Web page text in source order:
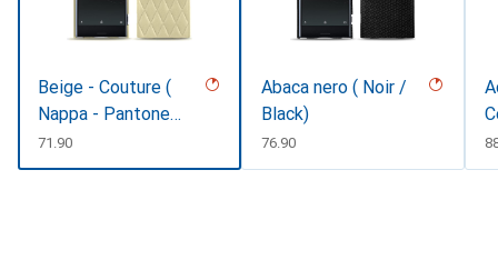
Beige - Couture (
Nappa - Pantone
#ceb888 )
CHF
71.90
Abaca nero ( Noir /
Black)
CHF
76.90